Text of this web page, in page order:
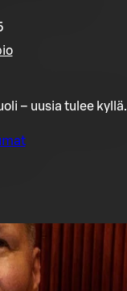
– uusia tulee kyllä.